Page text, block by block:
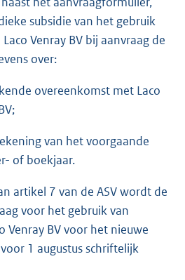
subsidie van het gebruik
Venray BV bij aanvraag de
over:
overeenkomst met Laco
van het voorgaande
of boekjaar.
artikel 7 van de ASV wordt de
voor het gebruik van
Venray BV voor het nieuwe
1 augustus schriftelijk